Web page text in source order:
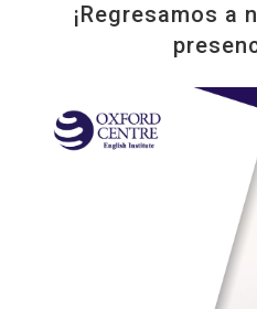
TEST OF ENGLISH
¡Regresamos a